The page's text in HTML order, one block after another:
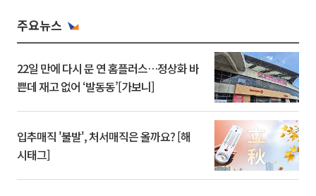
주요뉴스
22일 만에 다시 문 연 홈플러스…정상화 바
쁜데 재고 없어 ‘발동동’[가보니]
입추매직 '불발', 처서매직은 올까요? [해
시태그]